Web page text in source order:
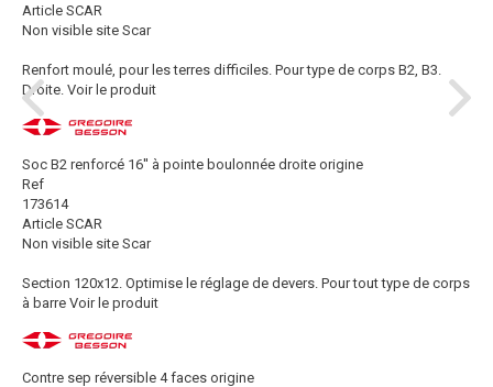
Article SCAR
Non visible site Scar
Renfort moulé, pour les terres difficiles. Pour type de corps B2, B3.
Droite. Voir le produit
Soc B2 renforcé 16'' à pointe boulonnée droite origine
Ref
173614
Article SCAR
Non visible site Scar
Section 120x12. Optimise le réglage de devers. Pour tout type de corps
à barre Voir le produit
Contre sep réversible 4 faces origine